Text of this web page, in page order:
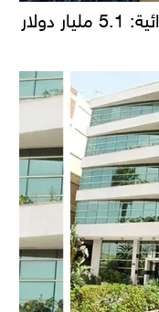
قفزة في صادرات الصناعات الغذائية: 5.1 مليار دولار